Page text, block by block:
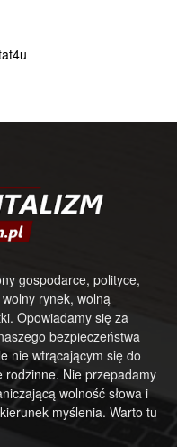
gospodarce, polityce,
rynek, wolną
Opowiadamy się za
bezpieczeństwa
nie wtrącającym się do
rodzinne. Nie przepadamy
wolność słowa i
myślenia. Warto tu